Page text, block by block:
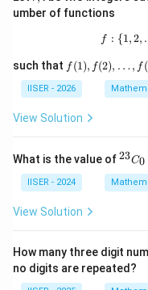
l + 1}
यह परिणाम विकल्प (A)
Step 3: Final
अतः, सही विकल्प (A) है
सिद्धांतों का पूर्णतः पालन
l
umber of functions
f : {1,2,
such that f
(1),
f
(2),
\d
(l)
f (1), f(2), …, f (
IISER - 2026
View Solution
What is the value of^
3}
C
^
{2
3}
C
23C0
IISER - 2024
View Solution
How many three digit
no digits are repeated?